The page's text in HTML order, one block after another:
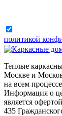
политикой
Теплые
Москве и
на всем
Информация о
является
435